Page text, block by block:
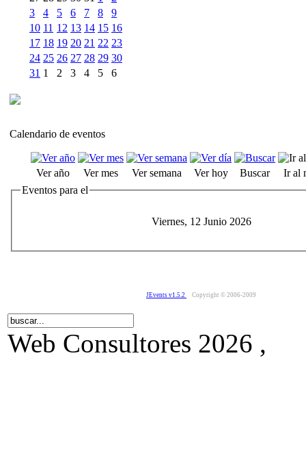
3
4 5 6 7 8
9
10 11 12 13 14 15 16
17 18 19 20 21 22 23
24 25 26 27 28 29 30
31 1 2 3 4 5 6
Calendario de eventos
Ver año Ver mes Ver semana Ver hoy Buscar
Ir al
Eventos para el
Viernes, 12 Junio 2026
JEvents v1.5.2 Copyright © 2006-2009
Web Consultores 2026 ,